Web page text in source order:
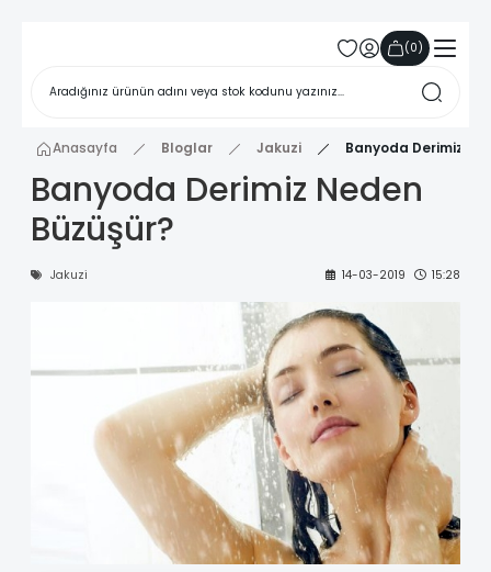
(0)
Anasayfa Bloglar Jakuzi Banyoda Derimiz
Banyoda Derimiz Neden
Büzüşür?
Jakuzi 14-03-2019 15:28